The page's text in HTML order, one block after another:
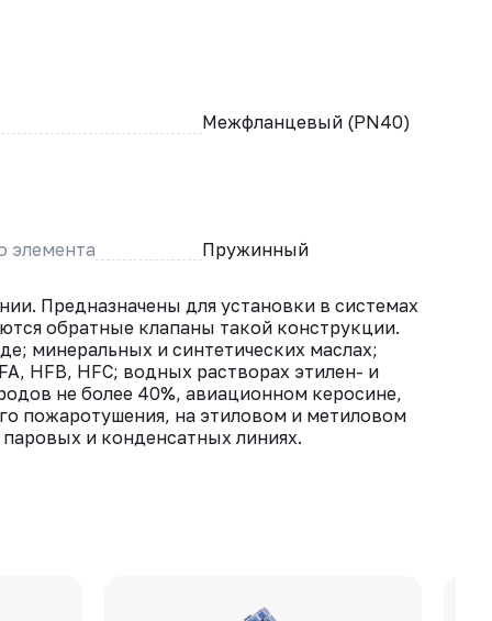
Межфланцевый (PN40)
элемента Пружинный
Предназначены для установки в систе­мах
обратные клапаны такой конструкции.
минеральных и синтетических маслах;
HFB, HFC; водных растворах этилен- и
не более 40%, авиационном керосине,
пожаротушения, на этиловом и метиловом
и конденсатных линиях.